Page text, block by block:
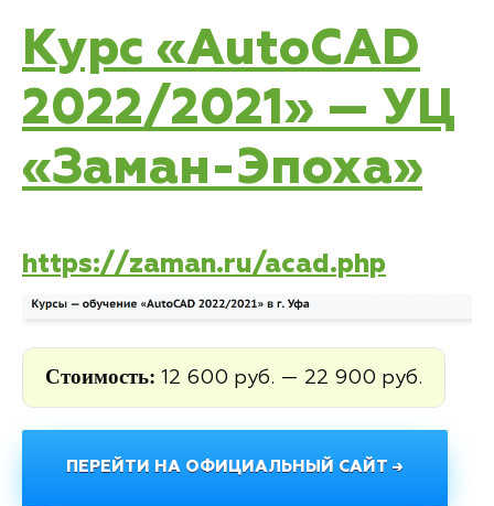
Курс «AutoCAD
2022/2021» — УЦ
«Заман-Эпоха»
https://zaman.ru/acad.php
Стоимость: 12 600 руб. — 22 900 руб.
ПЕРЕЙТИ НА ОФИЦИАЛЬНЫЙ САЙТ →